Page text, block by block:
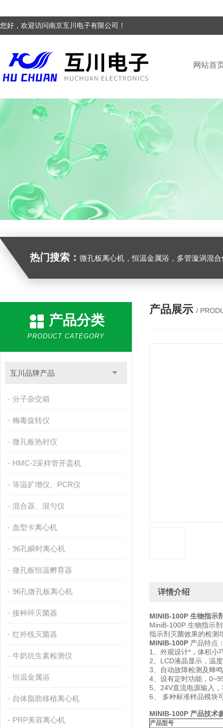
您好，欢迎访问南京互川电子有限公司！
网站首
热门搜索： 微孔板离心机，恒温金属浴，多管漩涡混合仪，梅毒旋转仪,红外线灭菌器，微孔板恒温振荡器，恒温混匀仪，水平摇床，牛奶抗生素恒
产品分类
PRODUCT CATEGORY
互川品牌产品
分子杂交箱
梅毒旋转仪
微孔板热封仪
HMC-2采样管开盖机
等温扩增仪、PCR仪
混合器、混匀仪
血型卡离心机
96孔瞬时离心机
微孔板恒温孵育器
96孔微孔板离心机
接种环灭菌器
红外线灭菌器
牛奶抗生素检测仪
恒温金属浴
自体脂肪移植离心机
PRP美容离心机
产品展示 /
详情介绍
MINIB-100P 生物指示
MiniB-100P 生物指示
指示剂灭菌效果的检测
MINIB-100P 产品特点
1、外观设计*，体积小
2、LCD液晶显示，温
3、自动故障检测及蜂
4、设有定时功能，
5、24V直流电源输入
6、 多种标准样品模块
MINIB-100P 产品技术
产品型号